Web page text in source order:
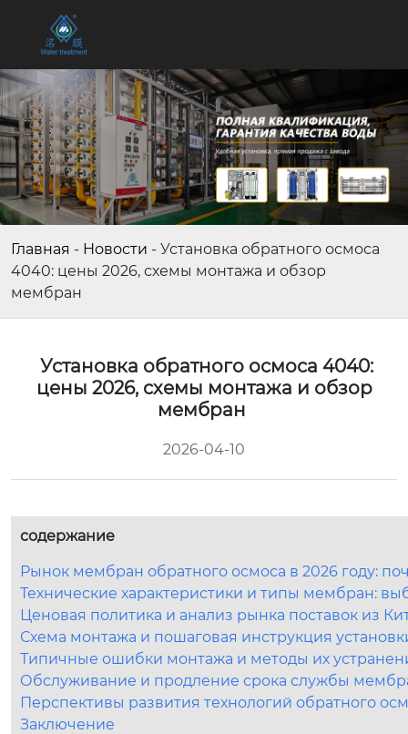
Главная - Новости - Установка обратного осмоса
4040: цены 2026, схемы монтажа и обзор
мембран
Установка обратного осмоса 4040:
цены 2026, схемы монтажа и обзор
мембран
2026-04-10
содержание
Рынок мембран обратного осмоса в 2026 году:
Технические характеристики и типы мембран:
Ценовая политика и анализ рынка поставок из
Схема монтажа и пошаговая инструкция
Типичные ошибки монтажа и методы их
Обслуживание и продление срока службы
Перспективы развития технологий обратного
Заключение